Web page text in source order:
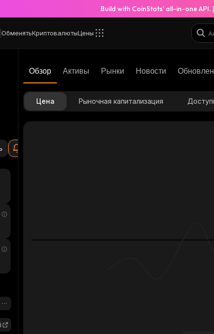
Build with CoinStats’ all-in-one API.
ОбменятьКриптовалютыЦены
Обзор Активы Рынки Новости
Цена Рыночная капитализация